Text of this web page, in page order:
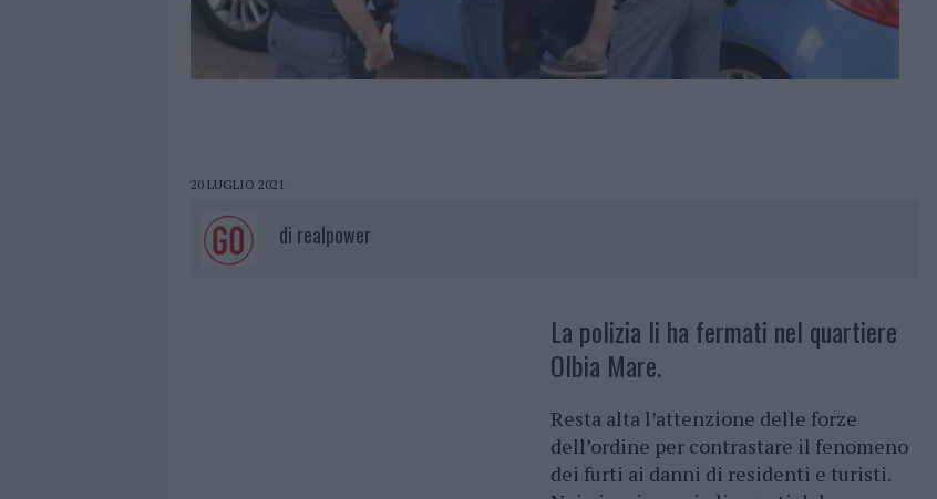
20 LUGLIO 2021
di realpower
La polizia li ha fermati nel quartiere
Olbia Mare.
Resta alta l’attenzione delle forze
dell’ordine per contrastare il fenomeno
dei furti ai danni di residenti e turisti.